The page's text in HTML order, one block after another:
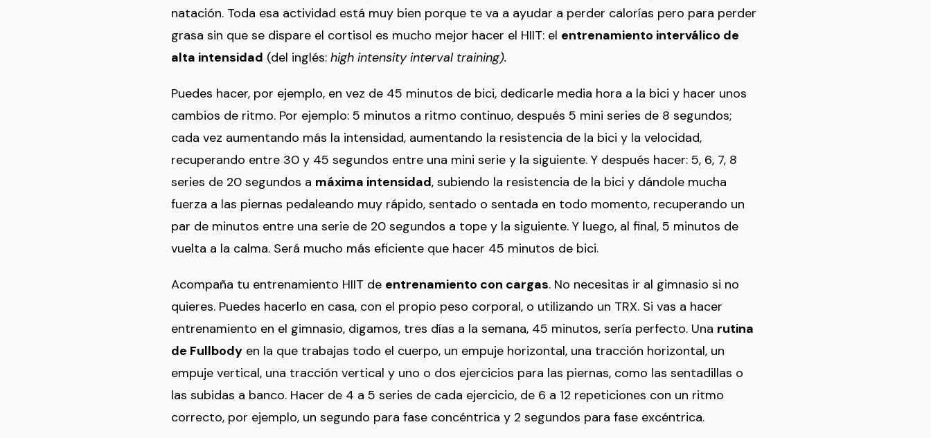
natación. Toda esa actividad está muy bien porque te va a ayudar a perder calorías pero para perder
grasa sin que se dispare el cortisol es mucho mejor hacer el HIIT: el entrenamiento interválico de
alta intensidad (del inglés: high intensity interval training).
Puedes hacer, por ejemplo, en vez de 45 minutos de bici, dedicarle media hora a la bici y hacer unos
cambios de ritmo. Por ejemplo: 5 minutos a ritmo continuo, después 5 mini series de 8 segundos;
cada vez aumentando más la intensidad, aumentando la resistencia de la bici y la velocidad,
recuperando entre 30 y 45 segundos entre una mini serie y la siguiente. Y después hacer: 5, 6, 7, 8
series de 20 segundos a máxima intensidad, subiendo la resistencia de la bici y dándole mucha
fuerza a las piernas pedaleando muy rápido, sentado o sentada en todo momento, recuperando un
par de minutos entre una serie de 20 segundos a tope y la siguiente. Y luego, al final, 5 minutos de
vuelta a la calma. Será mucho más eficiente que hacer 45 minutos de bici.
Acompaña tu entrenamiento HIIT de entrenamiento con cargas. No necesitas ir al gimnasio si no
quieres. Puedes hacerlo en casa, con el propio peso corporal, o utilizando un TRX. Si vas a hacer
entrenamiento en el gimnasio, digamos, tres días a la semana, 45 minutos, sería perfecto. Una rutina
de Fullbody en la que trabajas todo el cuerpo, un empuje horizontal, una tracción horizontal, un
empuje vertical, una tracción vertical y uno o dos ejercicios para las piernas, como las sentadillas o
las subidas a banco. Hacer de 4 a 5 series de cada ejercicio, de 6 a 12 repeticiones con un ritmo
correcto, por ejemplo, un segundo para fase concéntrica y 2 segundos para fase excéntrica.